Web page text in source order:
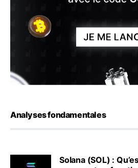
Analyses fondamentales
Solana (SOL) :